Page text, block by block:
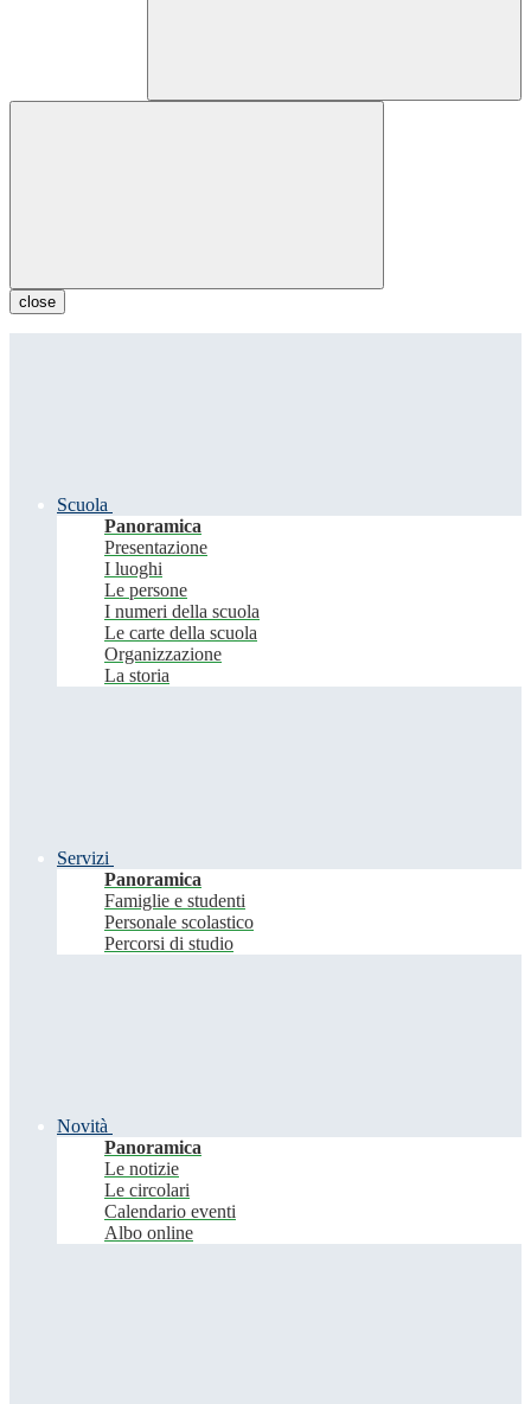
close
Scuola
Panoramica
Presentazione
I luoghi
Le persone
I numeri della scuola
Le carte della scuola
Organizzazione
La storia
Servizi
Panoramica
Famiglie e studenti
Personale scolastico
Percorsi di studio
Novità
Panoramica
Le notizie
Le circolari
Calendario eventi
Albo online